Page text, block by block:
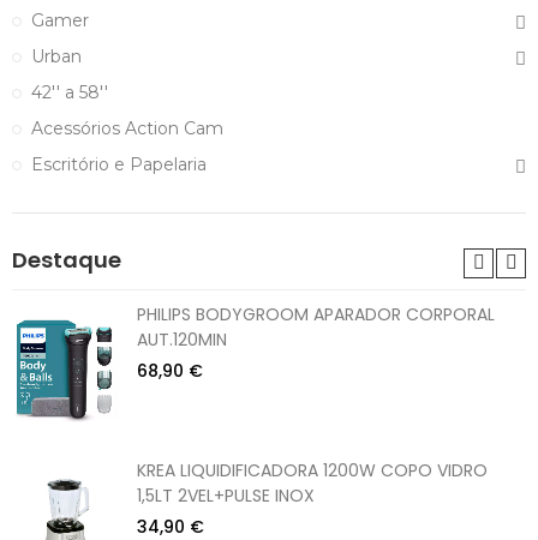
Gamer
Urban
42'' a 58''
Acessórios Action Cam
Escritório e Papelaria
Destaque
PHILIPS BODYGROOM APARADOR CORPORAL
AUT.120MIN
68,90 €
KREA LIQUIDIFICADORA 1200W COPO VIDRO
1,5LT 2VEL+PULSE INOX
34,90 €